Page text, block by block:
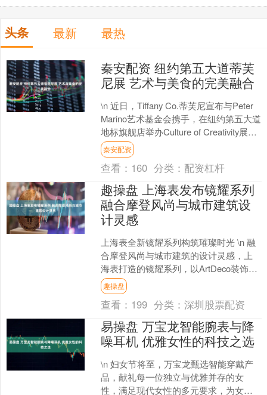
头条 最新 最热
秦安配资 纽约第五大道蒂芙
尼展 艺术与美食的完美融合
\n 近日，Tiffany Co.蒂芙尼宣布与Peter
Marino艺术基金会携手，在纽约第五大道
地标旗舰店举办Culture of Creativity展
览....
秦安配资
查看： 160 分类： 配资杠杆
趣操盘 上海表发布镜耀系列
融合摩登风尚与城市建筑设
计灵感
上海表全新镜耀系列构筑璀璨时光 \n 融
合摩登风尚与城市建筑的设计灵感，上
海表打造的镜耀系列，以ArtDeco装饰艺
术风格的设计语言诠释东方浪漫，其标
志性的十二....
趣操盘
查看： 199 分类：深圳股票配资
易操盘 万宝龙智能腕表与降
噪耳机 优雅女性的科技之选
\n 妇女节将至，万宝龙甄选智能穿戴产
品，献礼每一位独立与优雅并存的女
性，满足现代女性的多元要求，为女性